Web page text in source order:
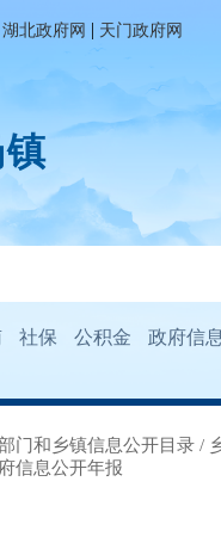
湖北政府网 | 天门政府网
社保 公积金 政府信
门和乡镇信息公开目录 /
信息公开年报